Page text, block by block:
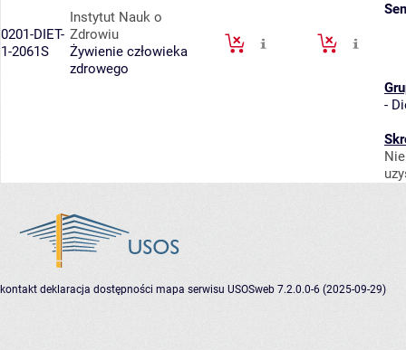
0201-DIET-
1-2061S
Instytut Nauk o
Zdrowiu
Żywienie człowieka
zdrowego
-
kontakt deklaracja dostępności mapa serwisu USOSweb 7.2.0.0-6 (2025-09-29)